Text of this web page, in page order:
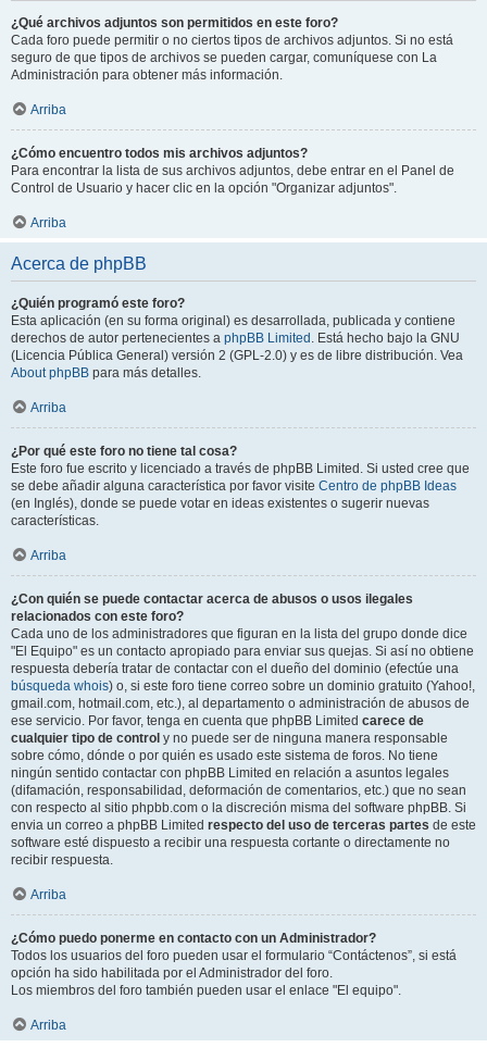
¿Qué archivos adjuntos son permitidos en este foro?
Cada foro puede permitir o no ciertos tipos de archivos adjuntos. Si no está
seguro de que tipos de archivos se pueden cargar, comuníquese con La
Administración para obtener más información.
Arriba
¿Cómo encuentro todos mis archivos adjuntos?
Para encontrar la lista de sus archivos adjuntos, debe entrar en el Panel de
Control de Usuario y hacer clic en la opción "Organizar adjuntos".
Arriba
Acerca de phpBB
¿Quién programó este foro?
Esta aplicación (en su forma original) es desarrollada, publicada y contiene
derechos de autor pertenecientes a phpBB Limited . Está hecho bajo la GNU
(Licencia Pública General) versión 2 (GPL-2.0) y es de libre distribución. Vea
About phpBB para más detalles.
Arriba
¿Por qué este foro no tiene tal cosa?
Este foro fue escrito y licenciado a través de phpBB Limited. Si usted cree que
se debe añadir alguna característica por favor visite Centro de phpBB Ideas
(en Inglés), donde se puede votar en ideas existentes o sugerir nuevas
características.
Arriba
¿Con quién se puede contactar acerca de abusos o usos ilegales
relacionados con este foro?
Cada uno de los administradores que figuran en la lista del grupo donde dice
"El Equipo" es un contacto apropiado para enviar sus quejas. Si así no obtiene
respuesta debería tratar de contactar con el dueño del dominio (efectúe una
búsqueda whois) o, si este foro tiene correo sobre un dominio gratuito (Yahoo!,
gmail.com, hotmail.com, etc.), al departamento o administración de abusos de
ese servicio. Por favor, tenga en cuenta que phpBB Limited carece de
cualquier tipo de control y no puede ser de ninguna manera responsable
sobre cómo, dónde o por quién es usado este sistema de foros. No tiene
ningún sentido contactar con phpBB Limited en relación a asuntos legales
(difamación, responsabilidad, deformación de comentarios, etc.) que no sean
con respecto al sitio phpbb.com o la discreción misma del software phpBB. Si
envia un correo a phpBB Limited respecto del uso de terceras partes de este
software esté dispuesto a recibir una respuesta cortante o directamente no
recibir respuesta.
Arriba
¿Cómo puedo ponerme en contacto con un Administrador?
Todos los usuarios del foro pueden usar el formulario “Contáctenos”, si está
opción ha sido habilitada por el Administrador del foro.
Los miembros del foro también pueden usar el enlace "El equipo".
Arriba